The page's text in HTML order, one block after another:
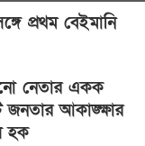
প্রথম বেইমানি
নেতার একক
আকাঙ্ক্ষার
হক